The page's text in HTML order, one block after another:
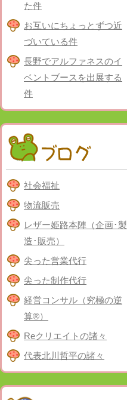
た件
お互いにちょっとずつ近
づいている件
長野でアルファネスのイ
ベントブースを出展する
件
社会福祉
物流販売
レザー姫路本陣（企画･製
造･販売）
尖った営業代行
尖った制作代行
経営コンサル（究極の逆
算®）
Reクリエイトの諸々
代表北川哲平の諸々